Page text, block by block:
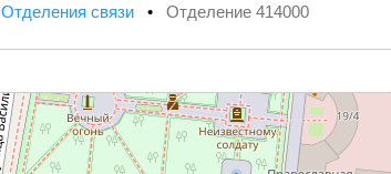
Отделения связи • Отделение 414000